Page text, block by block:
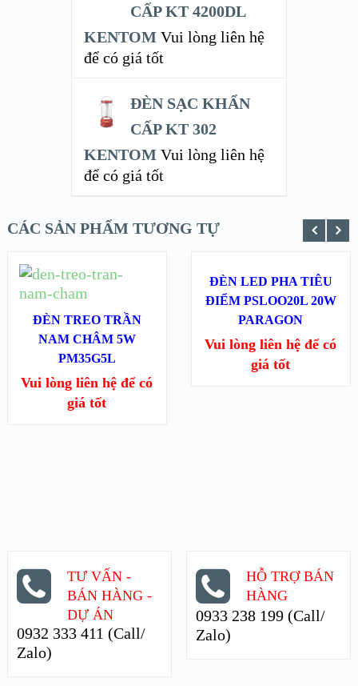
CẤP KT 4200DL
KENTOM Vui lòng liên hệ
để có giá tốt
ĐÈN SẠC KHẨN
CẤP KT 302
KENTOM Vui lòng liên hệ
để có giá tốt
CÁC SẢN PHẨM TƯƠNG TỰ
XEM NHANH
XEM CHI TIẾT
ĐỌC TIẾP
ĐÈN TREO TRẦN
NAM CHÂM 5W
PM35G5L
Vui lòng liên hệ để có
giá tốt
XEM NHANH
XEM CHI TIẾT
ĐÈN LED PHA TIÊU
ĐIỂM PSLOO20L 20W
PARAGON
Vui lòng liên hệ để có
giá tốt
TƯ VẤN -
BÁN HÀNG -
DỰ ÁN
0932 333 411 (Call/
Zalo)
HỖ TRỢ BÁN
HÀNG
0933 238 199 (Call/
Zalo)